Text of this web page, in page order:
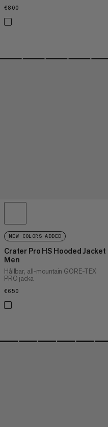
€800
NEW COLORS ADDED
Crater Pro HS Hooded Jacket
Men
Hållbar, all-mountain GORE-TEX
PRO jacka
€650